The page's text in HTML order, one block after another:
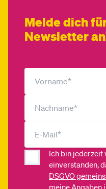
Melde dich
Newsletter
Ich bin
einverstanden,
DSGVO
meine Angaben